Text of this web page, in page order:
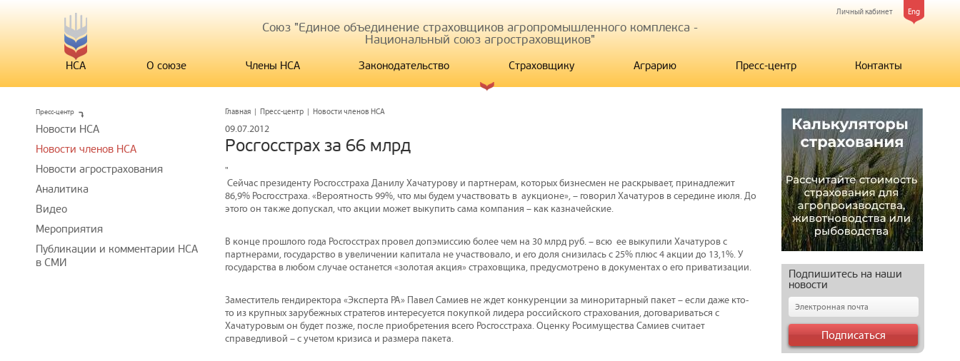
Eng
Личный кабинет
Союз "Единое объединение страховщиков агропромышленного комплекса -
Национальный союз агростраховщиков"
НСА О союзе Члены НСА Законодательство Страховщику Аграрию Пресс-центр Контакты
Главная | Пресс-центр | Новости членов НСА
09.07.2012
Росгосстрах за 66 млрд
"
Сейчас президенту Росгосстраха Данилу Хачатурову и партнерам, которых бизнесмен не раскрывает, принадлежит
86,9% Росгосстраха. «Вероятность 99%, что мы будем участвовать в аукционе», – говорил Хачатуров в середине июля. До
этого он также допускал, что акции может выкупить сама компания – как казначейские.
В конце прошлого года Росгосстрах провел допэмиссию более чем на 30 млрд руб. – всю ее выкупили Хачатуров с
партнерами, государство в увеличении капитала не участвовало, и его доля снизилась с 25% плюс 4 акции до 13,1%. У
государства в любом случае останется «золотая акция» страховщика, предусмотрено в документах о его приватизации.
Заместитель гендиректора «Эксперта РА» Павел Самиев не ждет конкуренции за миноритарный пакет – если даже кто-
то из крупных зарубежных стратегов интересуется покупкой лидера российского страхования, договариваться с
Хачатуровым он будет позже, после приобретения всего Росгосстраха. Оценку Росимущества Самиев считает
справедливой – с учетом кризиса и размера пакета.
Пресс-центр
Новости НСА
Новости членов НСА
Новости агрострахования
Аналитика
Видео
Мероприятия
Публикации и комментарии НСА
в СМИ
Подпишитесь на наши
новости